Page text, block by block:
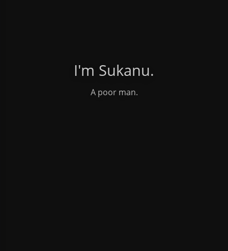
I'm Sukanu.
A poor man.